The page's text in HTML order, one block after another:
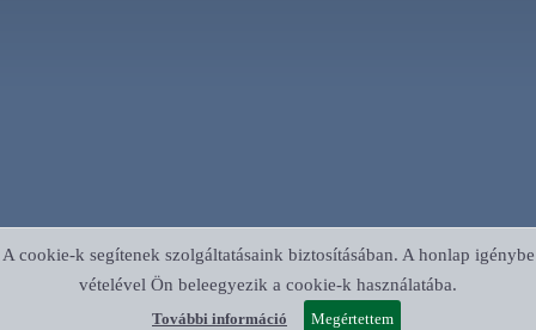
A cookie-k segítenek szolgáltatásaink biztosításában. A honlap igénybe
vételével Ön beleegyezik a cookie-k használatába.
További információ Megértettem